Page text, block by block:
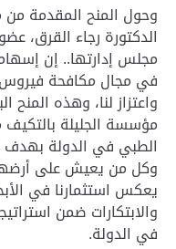
وحول المنح المقدمة
الدكتورة رجاء القرق،
مجلس إدارتها.. إن
في مجال مكافحة فيروس
واعتزاز لنا، وهذه المنح
مؤسسة الجليلة بالتكيف
الطبي في الدولة
وكل من يعيش على
يعكس استثمارنا في
والابتكارات ضمن
في الدولة.